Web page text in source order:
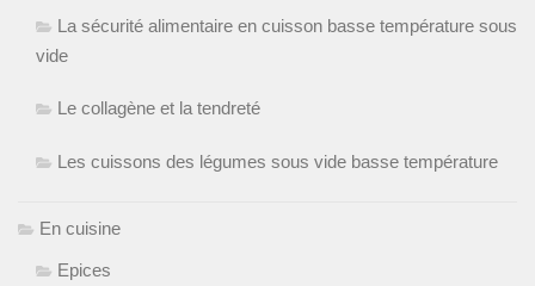
La sécurité alimentaire en cuisson basse température sous
vide
Le collagène et la tendreté
Les cuissons des légumes sous vide basse température
En cuisine
Epices